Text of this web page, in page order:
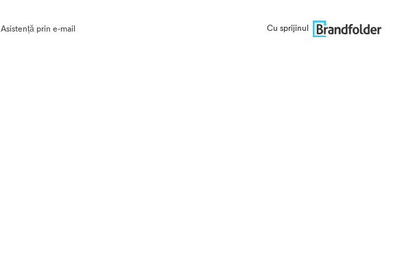
Asistență prin e-mail Cu sprijinul